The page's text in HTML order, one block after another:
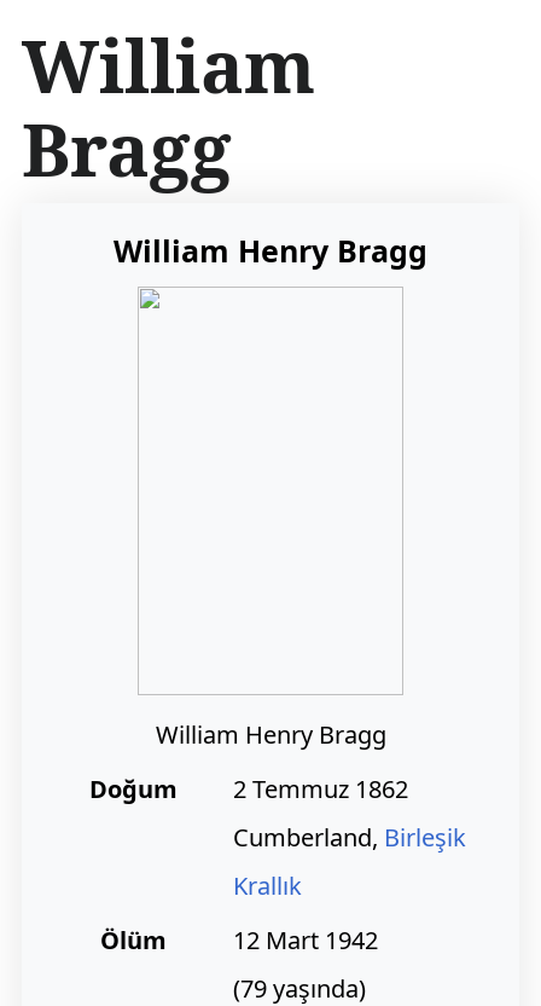
ç
e
i
e
William
Bragg
William Henry Bragg
William Henry Bragg
Doğum
2 Temmuz 1862
Cumberland, Birleşik
Krallık
Ölüm
12 Mart 1942
(79 yaşında)